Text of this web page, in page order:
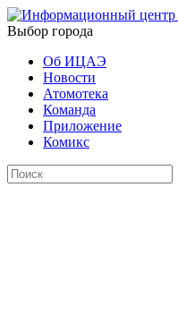
Выбор города
Об ИЦАЭ
Новости
Атомотека
Команда
Приложение
Комикс